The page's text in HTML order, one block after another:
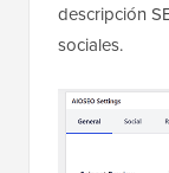
descripción
sociales.